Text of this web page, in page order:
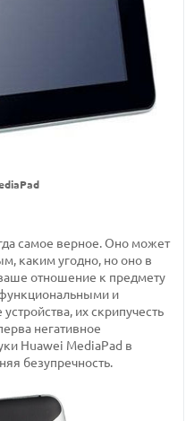
самое верное. Оно может
каким угодно, но оно в
отношение к предмету
и
их скрипучесть
негативное
Huawei MediaPad в
безупречность.